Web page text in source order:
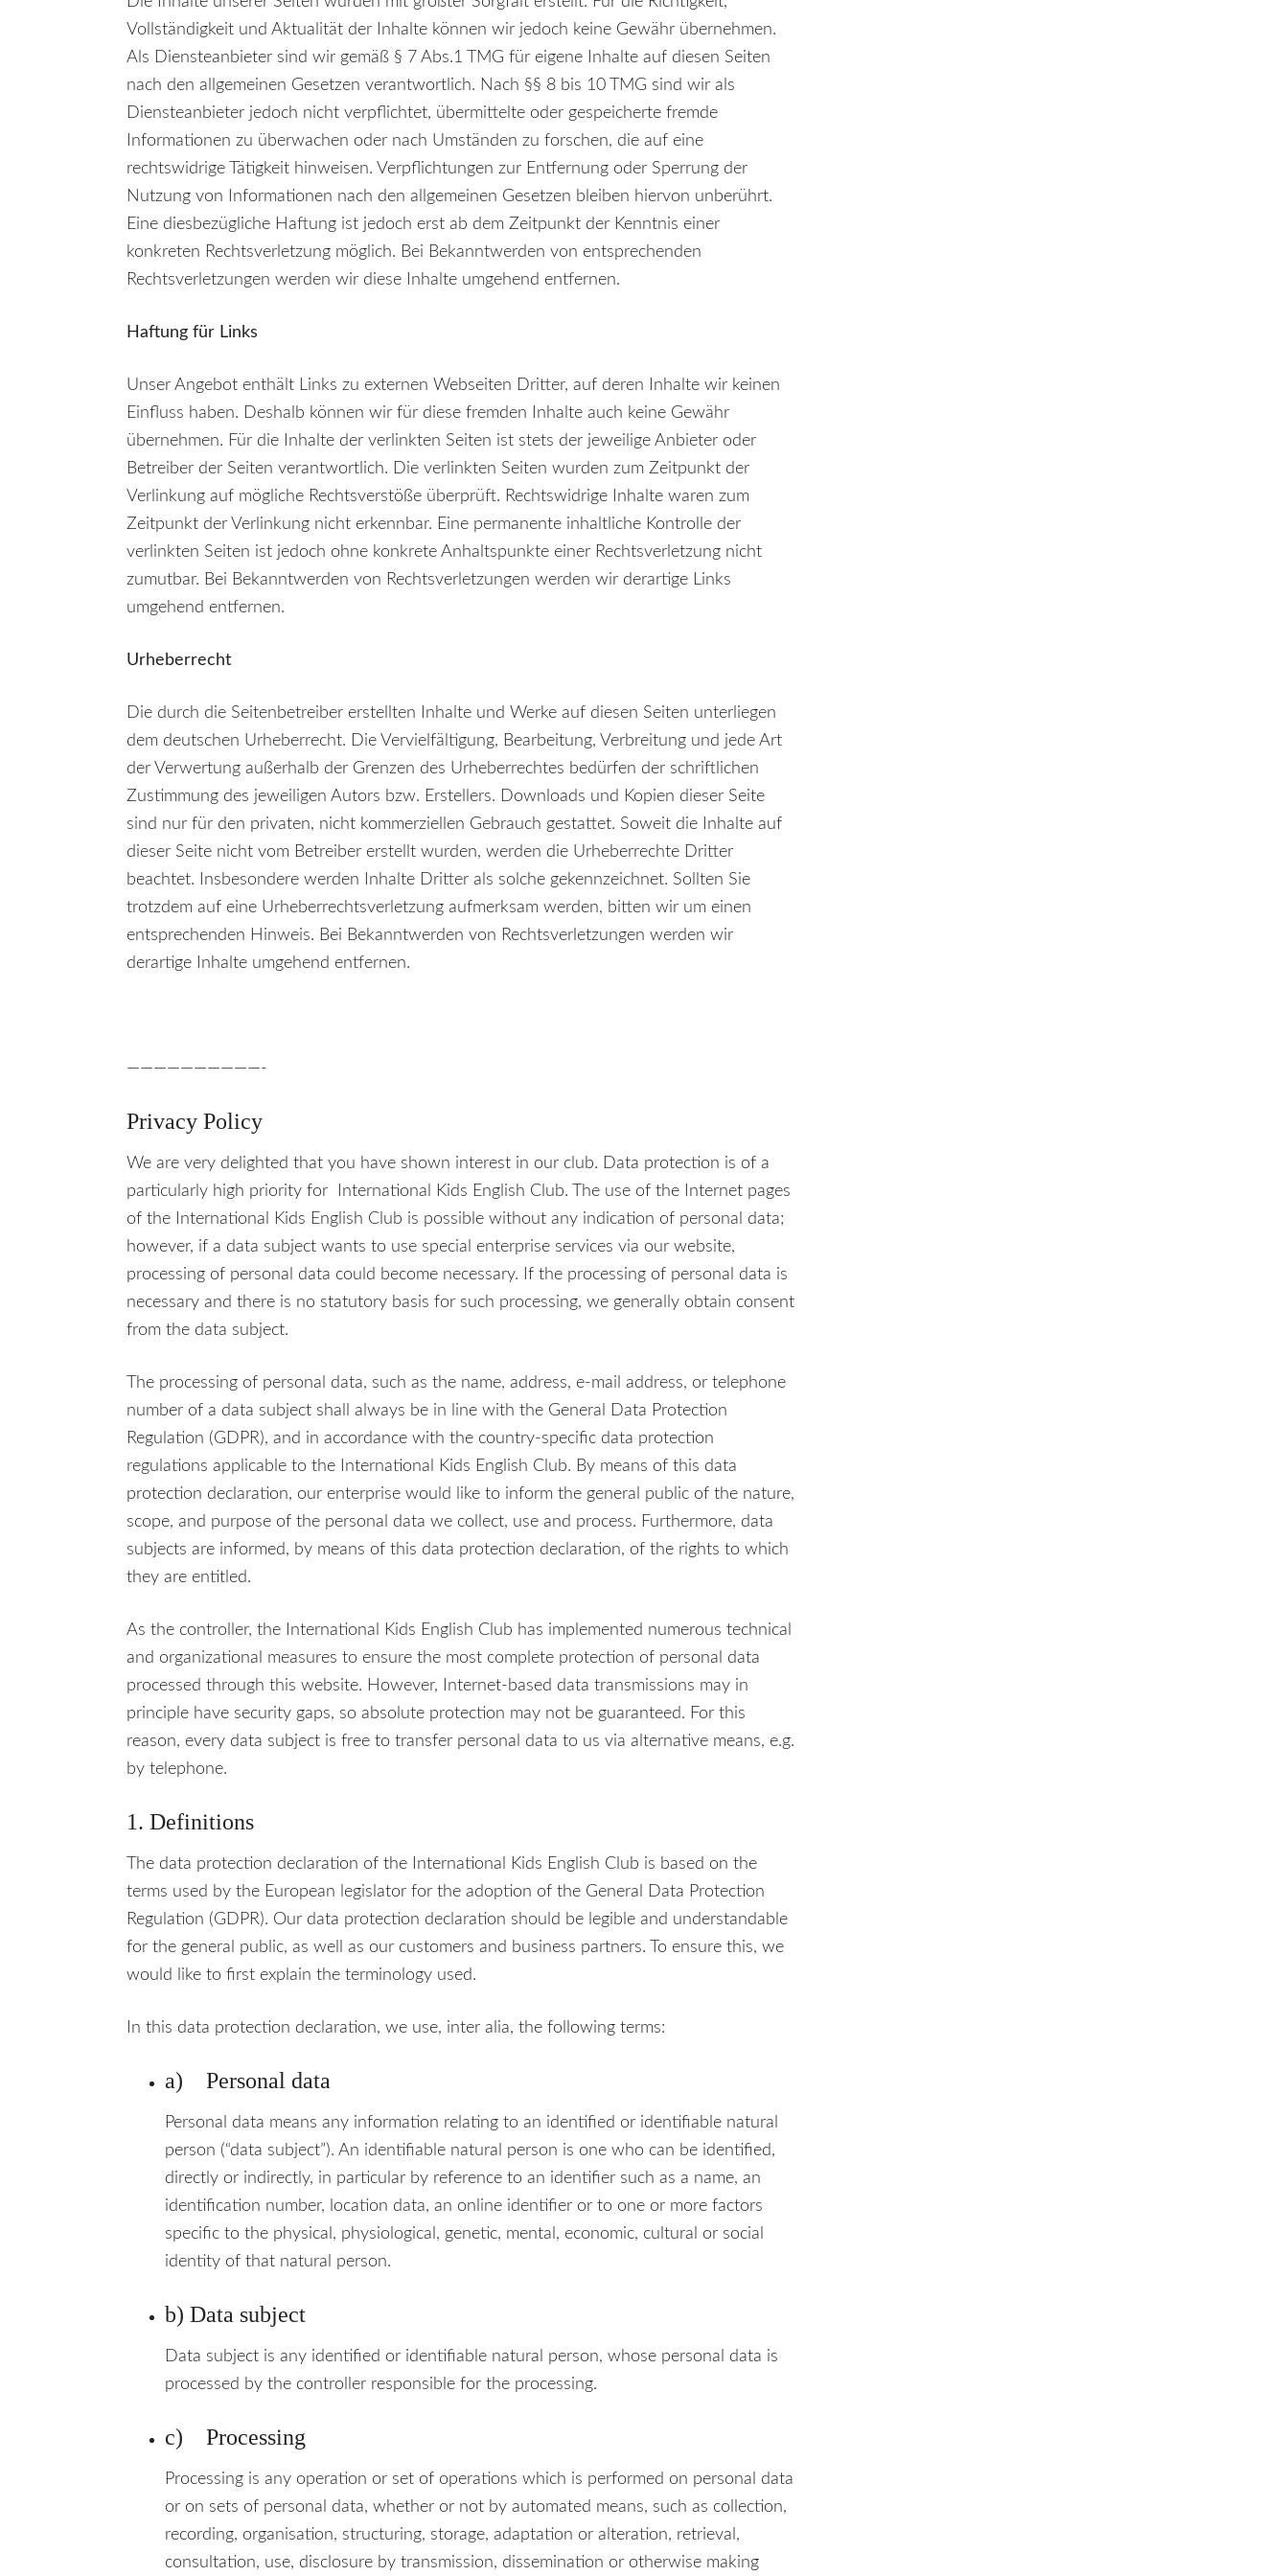
Vollständigkeit und Aktualität der Inhalte können wir jedoch keine Gewähr übernehmen.
Als Diensteanbieter sind wir gemäß § 7 Abs.1 TMG für eigene Inhalte auf diesen Seiten
nach den allgemeinen Gesetzen verantwortlich. Nach §§ 8 bis 10 TMG sind wir als
Diensteanbieter jedoch nicht verpflichtet, übermittelte oder gespeicherte fremde
Informationen zu überwachen oder nach Umständen zu forschen, die auf eine
rechtswidrige Tätigkeit hinweisen. Verpflichtungen zur Entfernung oder Sperrung der
Nutzung von Informationen nach den allgemeinen Gesetzen bleiben hiervon unberührt.
Eine diesbezügliche Haftung ist jedoch erst ab dem Zeitpunkt der Kenntnis einer
konkreten Rechtsverletzung möglich. Bei Bekanntwerden von entsprechenden
Rechtsverletzungen werden wir diese Inhalte umgehend entfernen.
Haftung für Links
Unser Angebot enthält Links zu externen Webseiten Dritter, auf deren Inhalte wir keinen
Einfluss haben. Deshalb können wir für diese fremden Inhalte auch keine Gewähr
übernehmen. Für die Inhalte der verlinkten Seiten ist stets der jeweilige Anbieter oder
Betreiber der Seiten verantwortlich. Die verlinkten Seiten wurden zum Zeitpunkt der
Verlinkung auf mögliche Rechtsverstöße überprüft. Rechtswidrige Inhalte waren zum
Zeitpunkt der Verlinkung nicht erkennbar. Eine permanente inhaltliche Kontrolle der
verlinkten Seiten ist jedoch ohne konkrete Anhaltspunkte einer Rechtsverletzung nicht
zumutbar. Bei Bekanntwerden von Rechtsverletzungen werden wir derartige Links
umgehend entfernen.
Urheberrecht
Die durch die Seitenbetreiber erstellten Inhalte und Werke auf diesen Seiten unterliegen
dem deutschen Urheberrecht. Die Vervielfältigung, Bearbeitung, Verbreitung und jede Art
der Verwertung außerhalb der Grenzen des Urheberrechtes bedürfen der schriftlichen
Zustimmung des jeweiligen Autors bzw. Erstellers. Downloads und Kopien dieser Seite
sind nur für den privaten, nicht kommerziellen Gebrauch gestattet. Soweit die Inhalte auf
dieser Seite nicht vom Betreiber erstellt wurden, werden die Urheberrechte Dritter
beachtet. Insbesondere werden Inhalte Dritter als solche gekennzeichnet. Sollten Sie
trotzdem auf eine Urheberrechtsverletzung aufmerksam werden, bitten wir um einen
entsprechenden Hinweis. Bei Bekanntwerden von Rechtsverletzungen werden wir
derartige Inhalte umgehend entfernen.
——————————-
Privacy Policy
We are very delighted that you have shown interest in our club. Data protection is of a
particularly high priority for International Kids English Club. The use of the Internet pages
of the International Kids English Club is possible without any indication of personal data;
however, if a data subject wants to use special enterprise services via our website,
processing of personal data could become necessary. If the processing of personal data is
necessary and there is no statutory basis for such processing, we generally obtain consent
from the data subject.
The processing of personal data, such as the name, address, e-mail address, or telephone
number of a data subject shall always be in line with the General Data Protection
Regulation (GDPR), and in accordance with the country-specific data protection
regulations applicable to the International Kids English Club. By means of this data
protection declaration, our enterprise would like to inform the general public of the nature,
scope, and purpose of the personal data we collect, use and process. Furthermore, data
subjects are informed, by means of this data protection declaration, of the rights to which
they are entitled.
As the controller, the International Kids English Club has implemented numerous technical
and organizational measures to ensure the most complete protection of personal data
processed through this website. However, Internet-based data transmissions may in
principle have security gaps, so absolute protection may not be guaranteed. For this
reason, every data subject is free to transfer personal data to us via alternative means, e.g.
by telephone.
1. Definitions
The data protection declaration of the International Kids English Club is based on the
terms used by the European legislator for the adoption of the General Data Protection
Regulation (GDPR). Our data protection declaration should be legible and understandable
for the general public, as well as our customers and business partners. To ensure this, we
would like to first explain the terminology used.
In this data protection declaration, we use, inter alia, the following terms:
a) Personal data
Personal data means any information relating to an identified or identifiable natural
person (“data subject”). An identifiable natural person is one who can be identified,
directly or indirectly, in particular by reference to an identifier such as a name, an
identification number, location data, an online identifier or to one or more factors
specific to the physical, physiological, genetic, mental, economic, cultural or social
identity of that natural person.
b) Data subject
Data subject is any identified or identifiable natural person, whose personal data is
processed by the controller responsible for the processing.
c) Processing
Processing is any operation or set of operations which is performed on personal data
or on sets of personal data, whether or not by automated means, such as collection,
recording, organisation, structuring, storage, adaptation or alteration, retrieval,
consultation, use, disclosure by transmission, dissemination or otherwise making